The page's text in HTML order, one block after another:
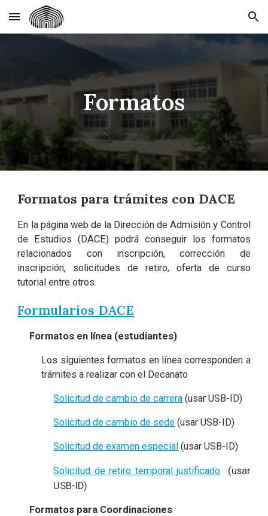
Skip to main content Skip to navigation
Formatos
Formatos para trámites con DACE
En la página web de la Dirección de Admisión y Control
de Estudios (DACE) podrá conseguir los formatos
relacionados con inscripción, corrección de
inscripción, solicitudes de retiro, oferta de curso
tutorial entre otros.
Formularios DACE
Formatos en línea (estudiantes)
Los siguientes formatos en línea corresponden a
trámites a realizar con el Decanato
Solicitud de cambio de carrera (usar USB-ID)
Solicitud de cambio de sede (usar USB-ID)
Solicitud de examen especial (usar USB-ID)
Solicitud de retiro temporal justificado
(usar
USB-ID)
Formatos para Coordinaciones